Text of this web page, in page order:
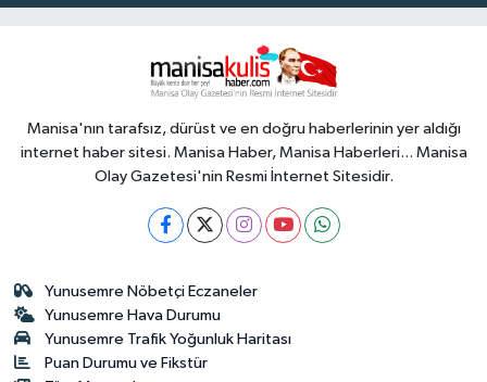
Manisa'nın tarafsız, dürüst ve en doğru haberlerinin yer aldığı
internet haber sitesi. Manisa Haber, Manisa Haberleri... Manisa
Olay Gazetesi'nin Resmi İnternet Sitesidir.
Yunusemre Nöbetçi Eczaneler
Yunusemre Hava Durumu
Yunusemre Trafik Yoğunluk Haritası
Puan Durumu ve Fikstür